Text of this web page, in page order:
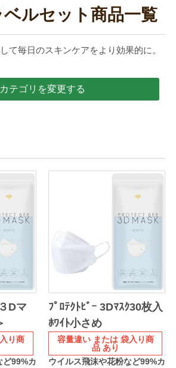
ルセット商品一覧
て毎日のスキンケアをより効果的に。
カテゴリを変更する
Dマ
り商
ど99%カ
ﾌﾟﾛﾃｸﾄﾋﾞｰ 3Dﾏｽｸ30枚入
ﾎﾜｲﾄ小さめ
容量違い または 袋入り商
品 あり
ウイルス飛沫や花粉など99%カ